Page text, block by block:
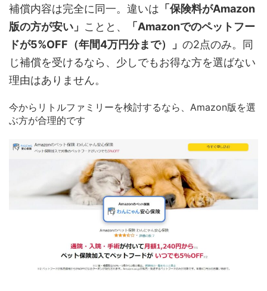
補償内容は完全に同一。違いは 「保険料がAmazon
版の方が安い」 ことと、
「Amazonでのペットフー
ドが5%OFF（年間4万円分まで）」 の2点のみ。同
じ補償を受けるなら、少しでもお得な方を選ばない
理由はありません。
今からリトルファミリーを検討するなら、Amazon版を選
ぶ方が合理的です